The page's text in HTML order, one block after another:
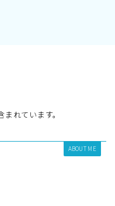
まれています。
ABOUT ME